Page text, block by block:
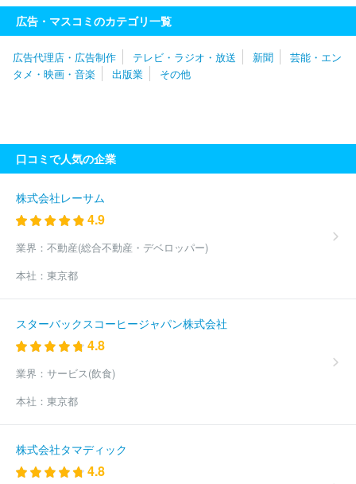
会社テレビユー福島
福島テレビ株式会社
日本海テレビジョン放
送株式会社
山隂中央テレビジヨン放送株式会社
広告・マスコミのカテゴリ一覧
広告代理店・広告制作 テレビ・ラジオ・放送 新聞
芸能・エン
タメ・映画・音楽
出版業 その他
口コミで人気の企業
株式会社レーサム
4.9
業界： 不動産(総合不動産・デベロッパー)
本社： 東京都
スターバックスコーヒージャパン株式会社
4.8
業界： サービス(飲食)
本社： 東京都
株式会社タマディック
4.8